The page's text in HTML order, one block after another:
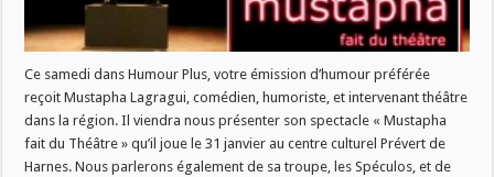
Ce samedi dans Humour Plus, votre émission d’humour préférée
reçoit Mustapha Lagragui, comédien, humoriste, et intervenant théâtre
dans la région. Il viendra nous présenter son spectacle « Mustapha
fait du Théâtre » qu’il joue le 31 janvier au centre culturel Prévert de
Harnes. Nous parlerons également de sa troupe, les Spéculos, et de